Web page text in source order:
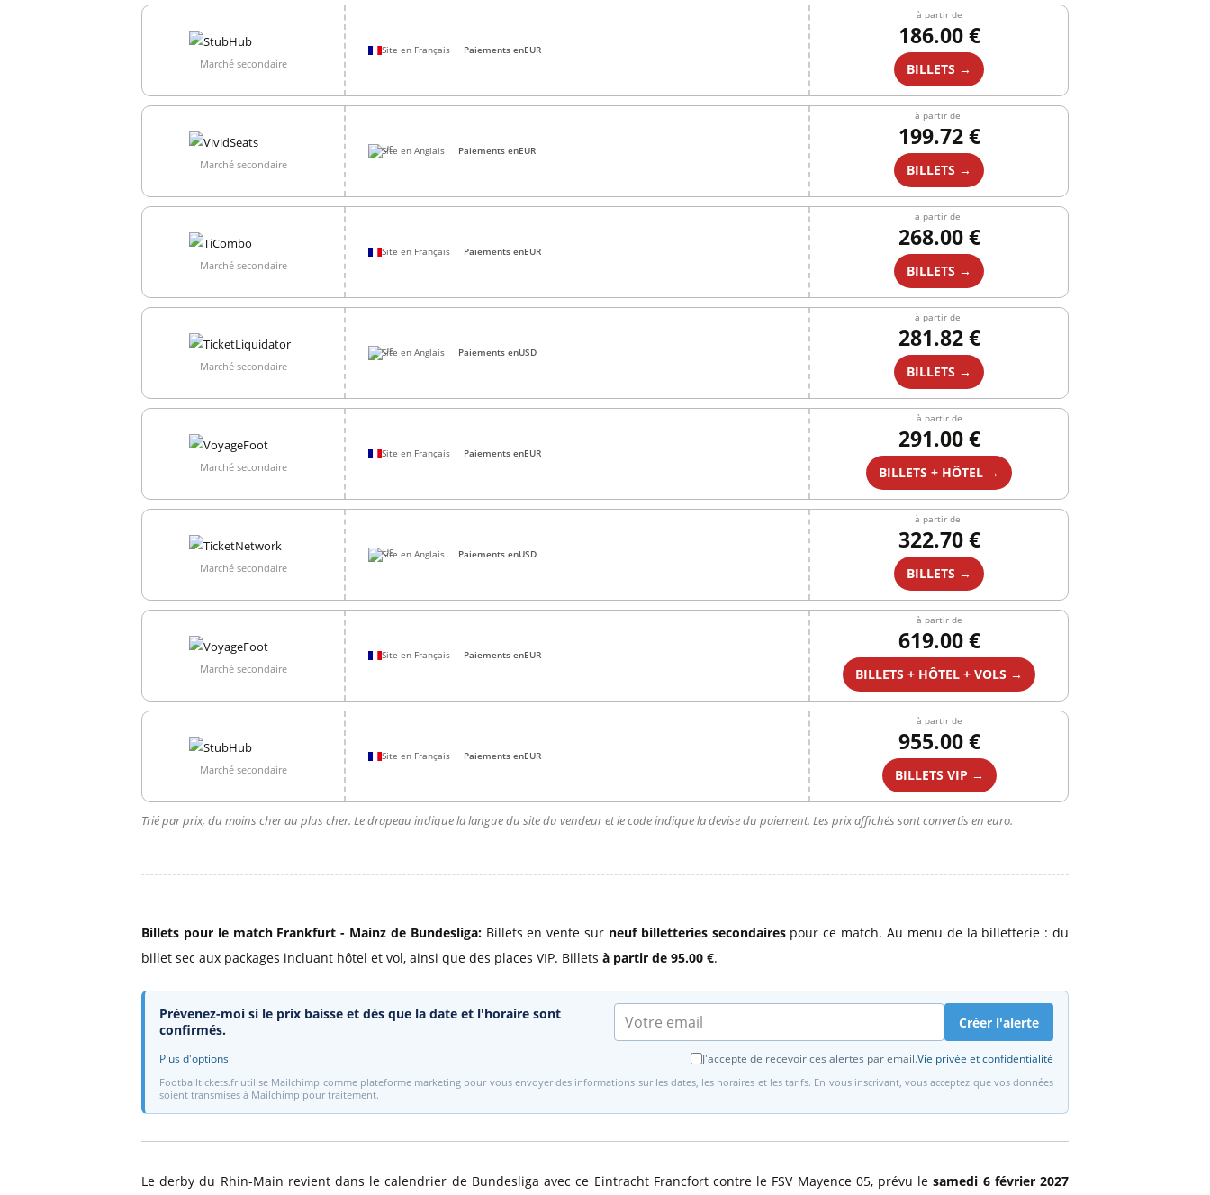
Marché secondaire
Site en Français Paiements enEUR
à partir de
186.00 €
BILLETS →
Marché secondaire
Site en Anglais Paiements enEUR
à partir de
199.72 €
BILLETS →
Marché secondaire
Site en Français Paiements enEUR
à partir de
268.00 €
BILLETS →
Marché secondaire
Site en Anglais Paiements enUSD
à partir de
281.82 €
BILLETS →
Marché secondaire
Site en Français Paiements enEUR
à partir de
291.00 €
BILLETS + HÔTEL →
Marché secondaire
Site en Anglais Paiements enUSD
à partir de
322.70 €
BILLETS →
Marché secondaire
Site en Français Paiements enEUR
à partir de
619.00 €
BILLETS + HÔTEL + VOLS →
Marché secondaire
Site en Français Paiements enEUR
à partir de
955.00 €
BILLETS VIP →
Trié par prix, du moins cher au plus cher. Le drapeau indique la langue du site du vendeur et le code indique la devise du paiement. Les prix affichés sont convertis en euro.
Billets pour le match Frankfurt - Mainz de Bundesliga:Billets en vente sur neuf billetteries secondairespour ce match. Au menu de la billetterie : du
billet sec aux packages incluant hôtel et vol, ainsi que des places VIP. Billets à partir de 95.00 €.
Prévenez-moi si le prix baisse et dès que la date et l'horaire sont
confirmés.
Créer l'alerte
J'accepte de recevoir ces alertes par email.Vie privée et confidentialité
Plus d'options
Footballtickets.fr utilise Mailchimp comme plateforme marketing pour vous envoyer des informations sur les dates, les horaires et les tarifs. En vous inscrivant, vous acceptez que vos données
soient transmises à Mailchimp pour traitement.
Le derby du Rhin-Main revient dans le calendrier de Bundesliga avec ce Eintracht Francfort contre le FSV Mayence 05, prévu lesamedi 6 février 2027